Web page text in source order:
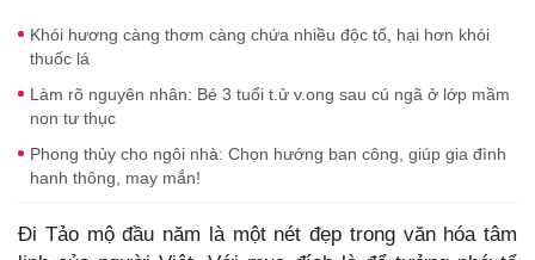
Khói hương càng thơm càng chứa nhiều độc tố, hại hơn khói
thuốc lá
Làm rõ nguyên nhân: Bé 3 tuổi t.ử v.ong sau cú ngã ở lớp mầm
non tư thục
Phong thủy cho ngôi nhà: Chọn hướng ban công, giúp gia đình
hanh thông, may mắn!
Đi Tảo mộ đầu năm là một nét đẹp trong văn hóa tâm